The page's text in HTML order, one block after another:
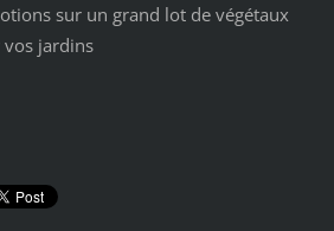
sur un grand lot de végétaux
jardins